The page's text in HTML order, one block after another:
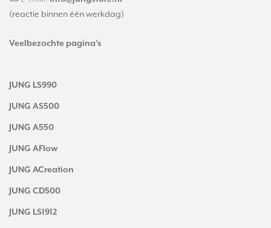
(reactie binnen één werkdag)
Veelbezochte pagina's
JUNG LS990
JUNG AS500
JUNG A550
JUNG AFlow
JUNG ACreation
JUNG CD500
JUNG LS1912